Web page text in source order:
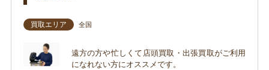
買取エリア 全国
遠方の方や忙しくて店頭買取・出張買取がご利用
になれない方にオススメです。